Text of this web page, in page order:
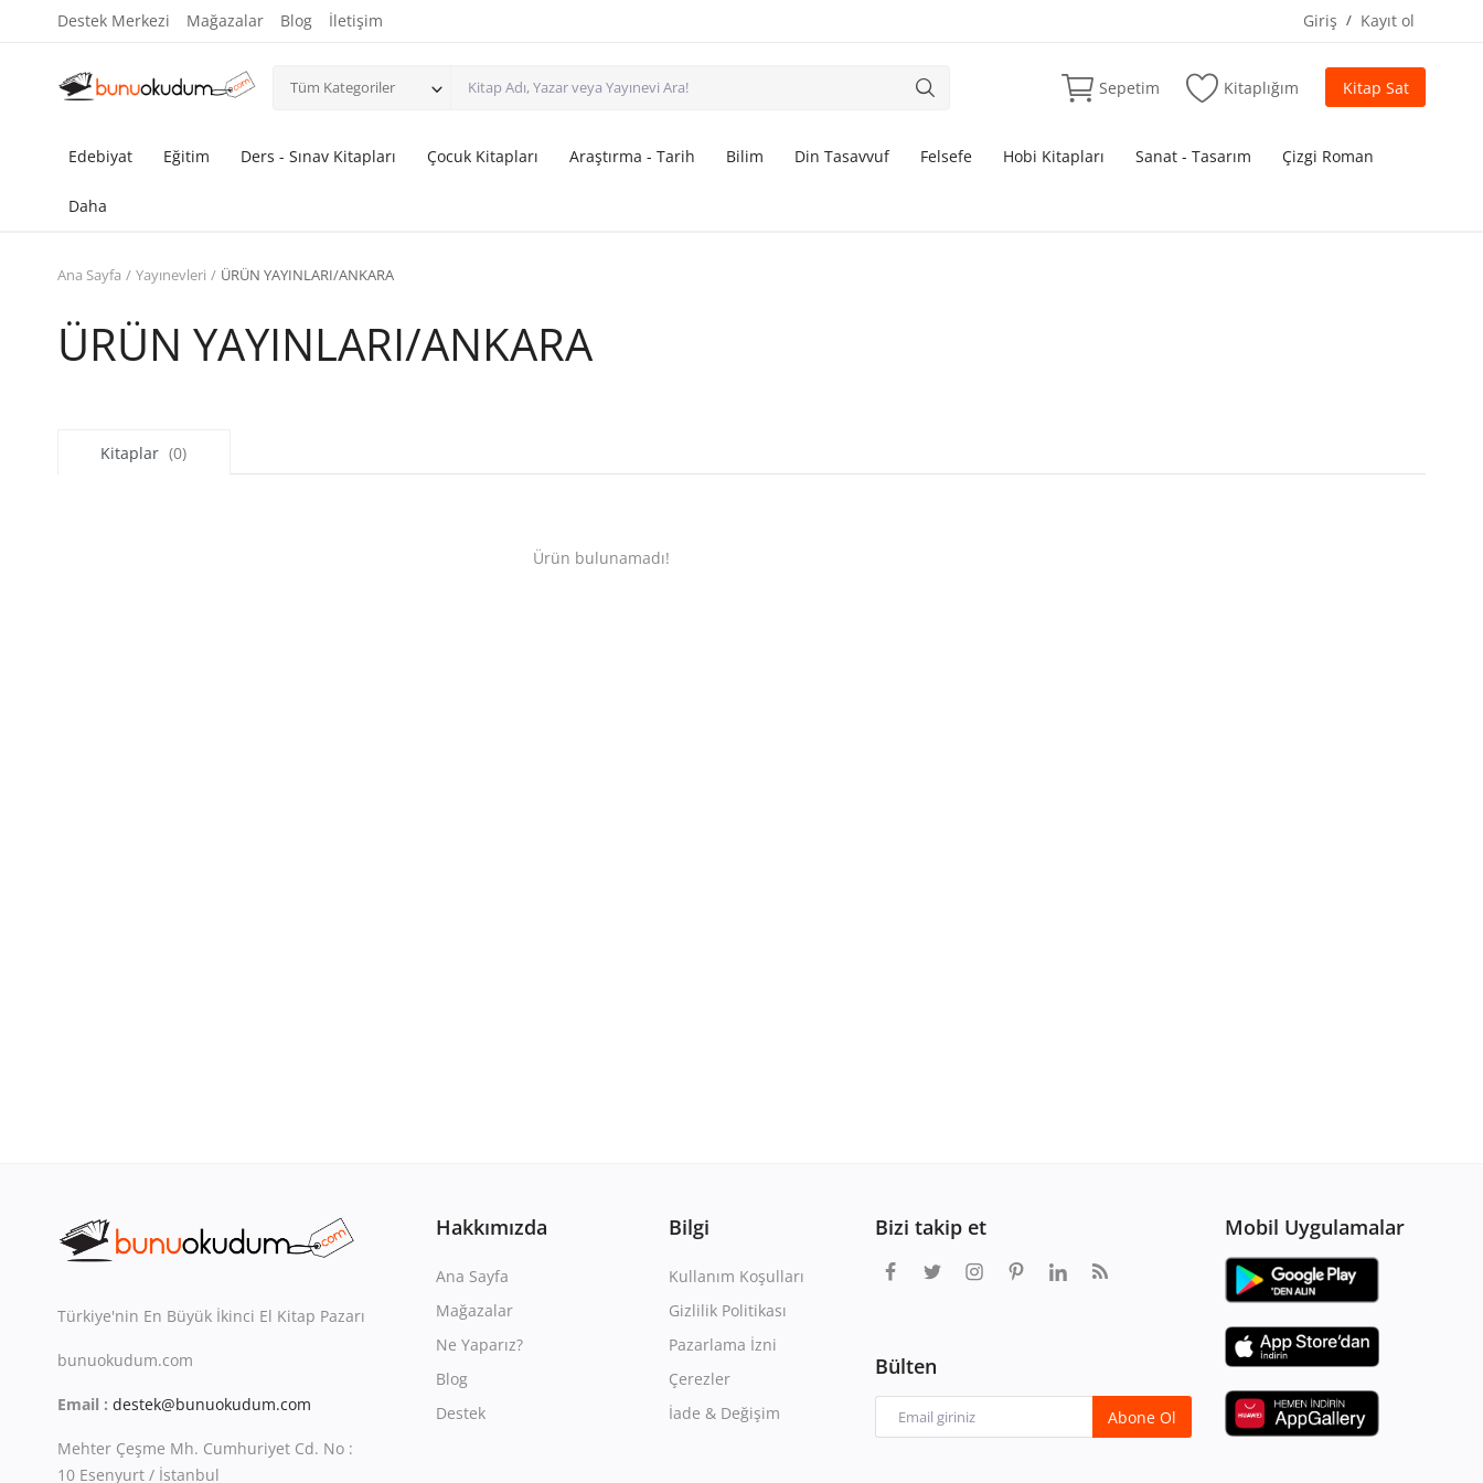
Destek Merkezi Mağazalar Blog İletişim Giriş / Kayıt ol
Tüm Kategoriler Sepetim Kitaplığım Kitap Sat
Edebiyat Eğitim Ders - Sınav Kitapları Çocuk Kitapları Araştırma - Tarih Bilim Din Tasavvuf Felsefe Hobi Kitapları Sanat - Tasarım Çizgi Roman
Daha
Ana Sayfa Yayınevleri ÜRÜN YAYINLARI/ANKARA
ÜRÜN YAYINLARI/ANKARA
Kitaplar (0)
Ürün bulunamadı!
Türkiye'nin En Büyük İkinci El Kitap Pazarı
bunuokudum.com
Email : destek@bunuokudum.com
Mehter Çeşme Mh. Cumhuriyet Cd. No :
10 Esenyurt / İstanbul
Hakkımızda
Ana Sayfa
Mağazalar
Ne Yaparız?
Blog
Destek
Bilgi
Kullanım Koşulları
Gizlilik Politikası
Pazarlama İzni
Çerezler
İade & Değişim
Bizi takip et
Bülten
Abone Ol
Mobil Uygulamalar